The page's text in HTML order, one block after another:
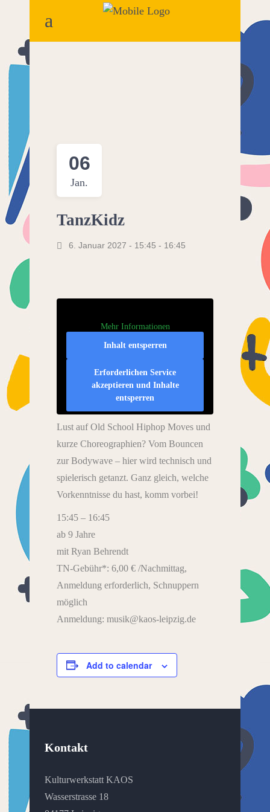
06
Jan.
TanzKidz
6. Januar 2027 - 15:45 - 16:45
Mehr Informationen
Inhalt entsperren
Erforderlichen Service
akzeptieren und Inhalte
entsperren
Lust auf Old School Hiphop Moves und
kurze Choreographien? Vom Bouncen
zur Bodywave – hier wird technisch und
spielerisch getanzt. Ganz gleich, welche
Vorkenntnisse du hast, komm vorbei!
15:45 – 16:45
ab 9 Jahre
mit Ryan Behrendt
TN-Gebühr*: 6,00 € /Nachmittag,
Anmeldung erforderlich, Schnuppern
möglich
Anmeldung: musik@kaos-leipzig.de
Add to calendar
Kontakt
Kulturwerkstatt KAOS
Wasserstrasse 18